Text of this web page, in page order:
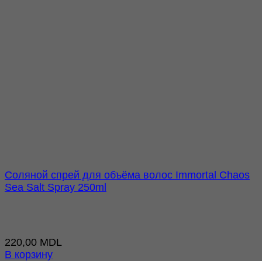
Соляной спрей для объёма волос Immortal Chaos
Sea Salt Spray 250ml
220,00 MDL
В корзину